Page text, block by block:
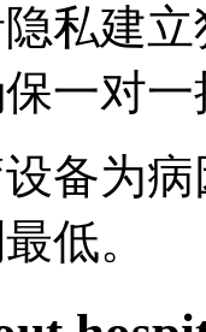
私建
一对
备为
低。